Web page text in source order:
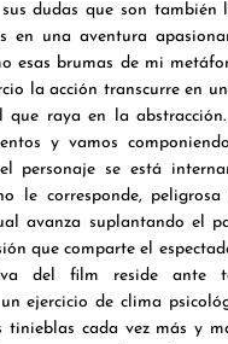
dudas que son también
en una aventura
esas brumas de mi
la acción transcurre en
raya en la abstracción.
y vamos
personaje se está
le corresponde,
avanza suplantando el
que comparte el
del film reside ante
ejercicio de clima
tinieblas cada vez más y